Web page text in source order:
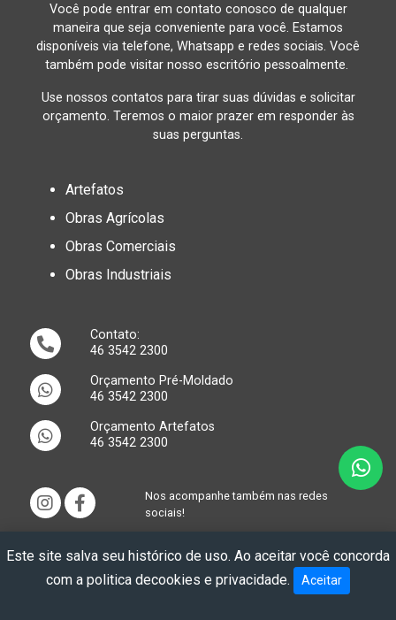
Você pode entrar em contato conosco de qualquer
maneira que seja conveniente para você. Estamos
disponíveis via telefone, Whatsapp e redes sociais. Você
também pode visitar nosso escritório pessoalmente.
Use nossos contatos para tirar suas dúvidas e solicitar
orçamento. Teremos o maior prazer em responder às
suas perguntas.
Artefatos
Obras Agrícolas
Obras Comerciais
Obras Industriais
Contato:
46 3542 2300
Orçamento Pré-Moldado
46 3542 2300
Orçamento Artefatos
46 3542 2300
instagramfacebook
Nos acompanhe também nas redes
sociais!
Bairro Industrial
Santa Izabel do Oeste- PR
Este site salva seu histórico de uso. Ao aceitar você concorda
com a politica decookies e privacidade. Aceitar